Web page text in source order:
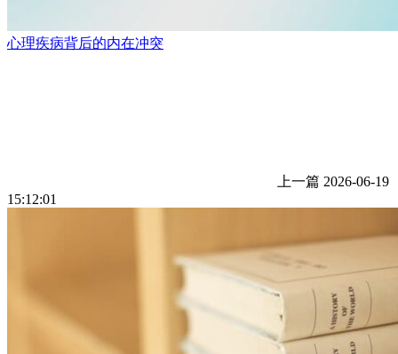
心理疾病背后的内在冲突
上一篇 2026-06-19
15:12:01